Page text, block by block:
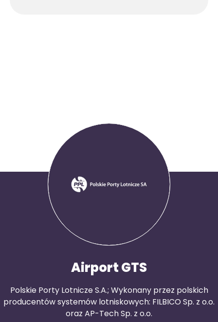
Airport GTS
Polskie Porty Lotnicze S.A.; Wykonany przez polskich
producentów systemów lotniskowych: FILBICO Sp. z o.o.
oraz AP-Tech Sp. z o.o.